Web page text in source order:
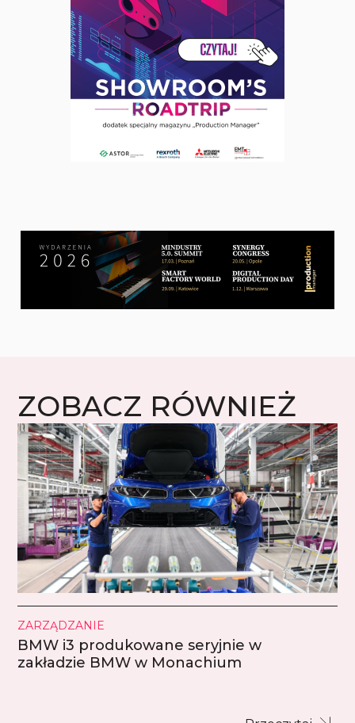
ZOBACZ RÓWNIEŻ
ZARZĄDZANIE
BMW i3 produkowane seryjnie w
zakładzie BMW w Monachium